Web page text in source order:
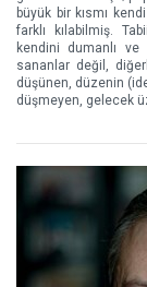
büyük bir kısmı
farklı kılabilmiş.
kendini dumanlı
sananlar değil,
düşünen, düzenin
düşmeyen, gelecek